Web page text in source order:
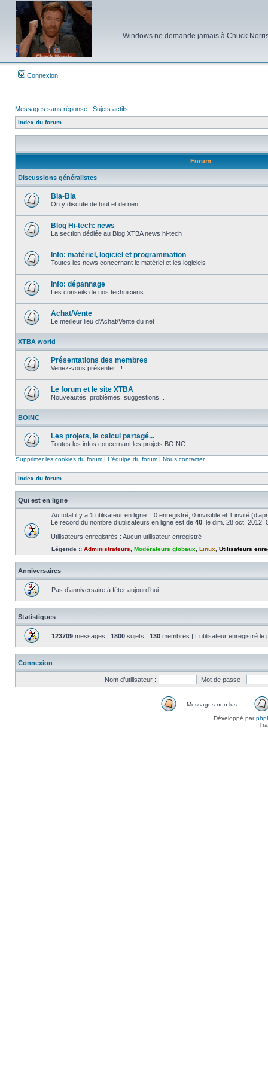
Windows ne demande jamais à Chuck
Connexion
Messages sans réponse | Sujets actifs
Index du forum
Forum
Discussions généralistes
message
non
Bla-Bla
On y discute de tout et de rien
message
non
Blog Hi-tech: news
La section dédiée au Blog XTBA news hi-tech
message
non
Info: matériel, logiciel et programmation
Toutes les news concernant le matériel et les logiciels
message
non
Info: dépannage
Les conseils de nos techniciens
message
non
lu
Achat/Vente
Le meilleur lieu d’Achat/Vente du net !
XTBA world
message
non
Présentations des membres
Venez-vous présenter !!!
message
lu
Le forum et le site XTBA
Nouveautés, problèmes, suggestions...
BOINC
message
Les projets, le calcul partagé...
Toutes les infos concernant les projets BOINC
Supprimer les cookies du forum | L’équipe du forum | Nous contacter
Index du forum
Qui est en ligne
Au total il y a 1 utilisateur en ligne :: 0 enregistré, 0 invisible et 1 invité
Le record du nombre d’utilisateurs en ligne est de 40 , le dim. 28 oct. 2012,
Utilisateurs enregistrés : Aucun utilisateur enregistré
Légende :: Administrateurs Modérateurs globaux Linux Utilisateurs
Anniversaires
Pas d’anniversaire à fêter aujourd’hui
Statistiques
123709 messages | 1800 sujets | 130 membres | L’utilisateur enregistré
Connexion
Nom d’utilisateur : Mot de passe :
Messages non lus
Développé par